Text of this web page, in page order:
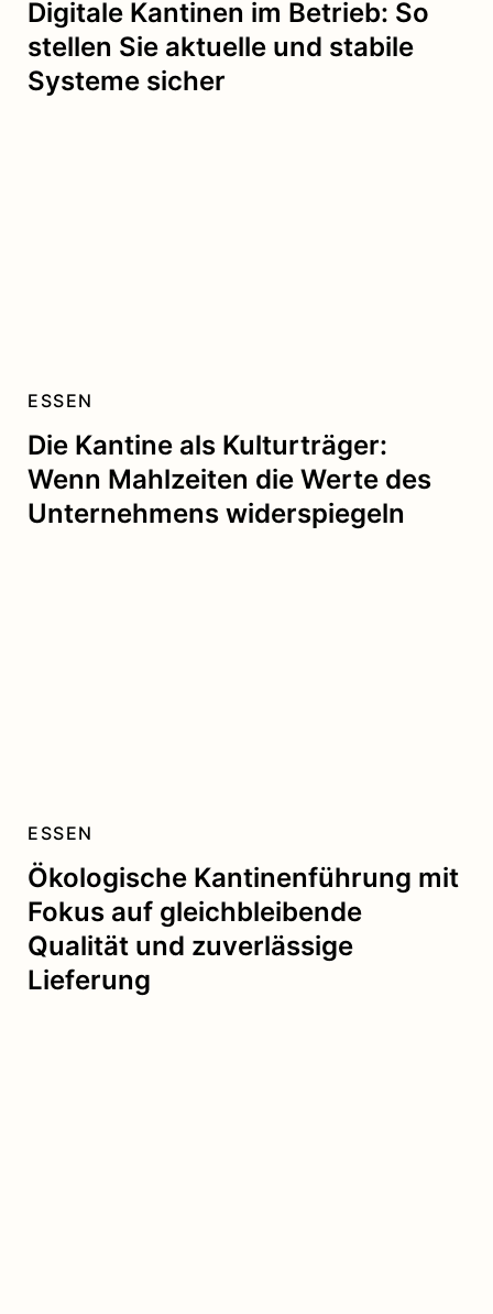
Digitale Kantinen im Betrieb: So
stellen Sie aktuelle und stabile
Systeme sicher
Die Kantine als Kulturträger:
Wenn Mahlzeiten die Werte des
Unternehmens widerspiegeln
ESSEN
Ökologische Kantinenführung mit
Fokus auf gleichbleibende
Qualität und zuverlässige
Lieferung
ESSEN